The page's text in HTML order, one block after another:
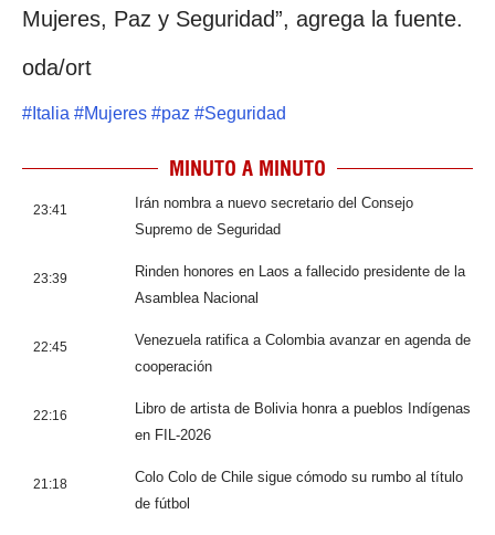
Mujeres, Paz y Seguridad”, agrega la fuente.
oda/ort
# Italia #Mujeres #paz #Seguridad
MINUTO A MINUTO
23:41
Irán nombra a nuevo secretario del Consejo
Supremo de Seguridad
23:39
Rinden honores en Laos a fallecido presidente de la
Asamblea Nacional
22:45
Venezuela ratifica a Colombia avanzar en agenda de
cooperación
22:16
Libro de artista de Bolivia honra a pueblos Indígenas
en FIL-2026
21:18
Colo Colo de Chile sigue cómodo su rumbo al título
de fútbol